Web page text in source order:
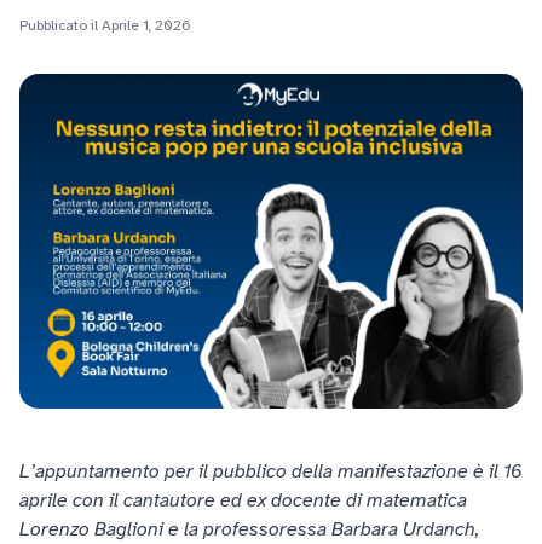
Pubblicato il Aprile 1, 2026
L’appuntamento per il pubblico della manifestazione è il 16
aprile con il cantautore ed ex docente di matematica
Lorenzo Baglioni e la professoressa Barbara Urdanch,